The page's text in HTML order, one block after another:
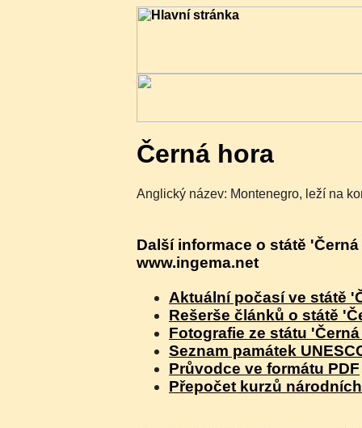
Černá hora
Anglický název: Montenegro, leží na
Další informace o státě
www.ingema.net
Aktuální počasí ve státě
Rešerše článků o státě
Fotografie ze státu
Seznam památek
Průvodce ve formátu PDF
Přepočet kurzů